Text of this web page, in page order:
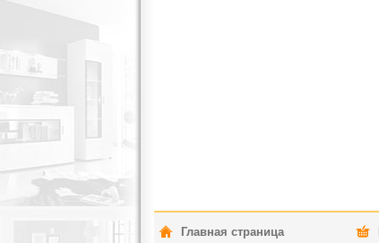
Главная страница